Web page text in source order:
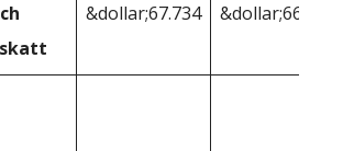
&dollar;67.734 &dollar;66.575